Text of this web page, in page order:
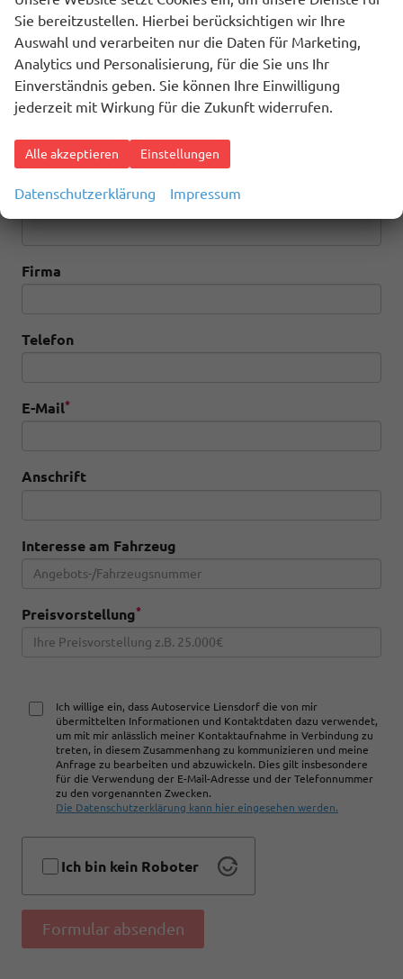
Anrede *
Nachname*
Firma
Telefon
E-Mail*
Anschrift
Interesse am Fahrzeug
Preisvorstellung*
Ich willige ein, dass Autoservice Liensdorf die von mir
übermittelten Informationen und Kontaktdaten dazu verwendet,
um mit mir anlässlich meiner Kontaktaufnahme in Verbindung zu
treten, in diesem Zusammenhang zu kommunizieren und meine
Anfrage zu bearbeiten und abzuwickeln. Dies gilt insbesondere
für die Verwendung der E-Mail-Adresse und der Telefonnummer
zu den vorgenannten Zwecken.
Die Datenschutzerklärung kann hier eingesehen werden.
Ich bin kein Roboter
Formular absenden
Sie bereitzustellen. Hierbei berücksichtigen wir Ihre
Auswahl und verarbeiten nur die Daten für Marketing,
Analytics und Personalisierung, für die Sie uns Ihr
Einverständnis geben. Sie können Ihre Einwilligung
jederzeit mit Wirkung für die Zukunft widerrufen.
Alle akzeptieren Einstellungen
Datenschutzerklärung Impressum